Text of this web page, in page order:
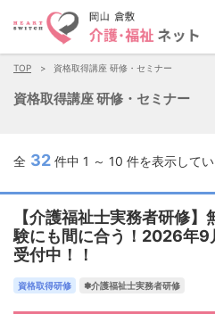
TOP 資格取得講座 研修・セミナー
資格取得講座 研修・セミナー
全 32 件中 1 ～ 10 件を表示してい
【介護福祉士実務者研修
験にも間に合う！2026年9
受付中！！
資格取得研修 ✽介護福祉士実務者研修